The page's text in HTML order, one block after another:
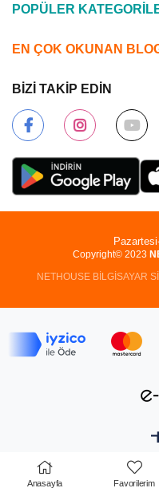
POPÜLER
EN ÇOK OKUNAN
BİZİ TAKİP EDİN
Copyright© 2023
NETHOUSE BİLGİSAYAR
Anasayfa Favorilerim